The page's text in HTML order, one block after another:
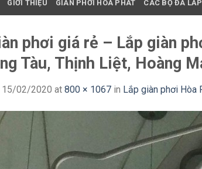
GIỚI THIỆU GIÀN PHƠI HOÀ PHÁT CÁC BỘ ĐÃ
phơi giá rẻ – Lắp giàn
Tàu, Thịnh Liệt, Hoàng
15/02/2020 at 800 × 1067 in Lắp giàn phơi Hòa